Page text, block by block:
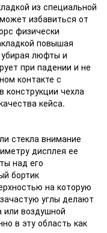
из специальной
избавиться от
физически
повышая
люфты и
при падении и не
контакте с
конструкции чехла
кейса.
стекла внимание
дисплея ее
над его
бортик
на которую
углы делают
или воздушной
в эту область как